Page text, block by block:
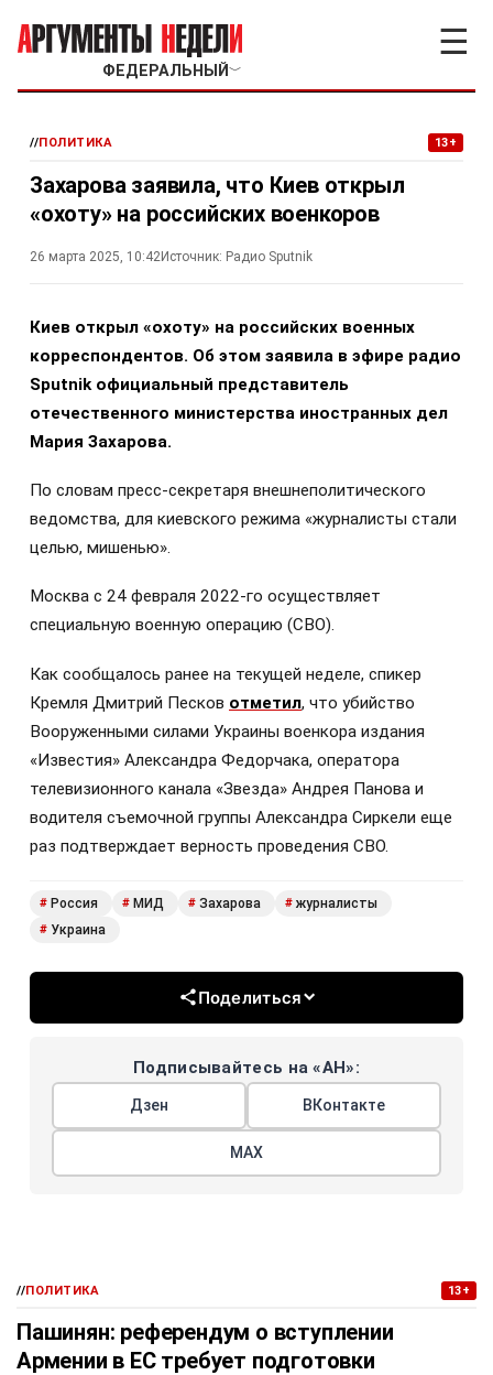
ФЕДЕРАЛЬНЫЙ ﹀
☰
//ПОЛИТИКА 13+
Захарова заявила, что Киев открыл
«охоту» на российских военкоров
26 марта 2025, 10:42Источник: Радио Sputnik
Киев открыл «охоту» на российских военных
корреспондентов. Об этом заявила в эфире радио
Sputnik официальный представитель
отечественного министерства иностранных дел
Мария Захарова.
По словам пресс-секретаря внешнеполитического
ведомства, для киевского режима «журналисты стали
целью, мишенью».
Москва с 24 февраля 2022-го осуществляет
специальную военную операцию (СВО).
Как сообщалось ранее на текущей неделе, спикер
Кремля Дмитрий Песков отметил, что убийство
Вооруженными силами Украины военкора издания
«Известия» Александра Федорчака, оператора
телевизионного канала «Звезда» Андрея Панова и
водителя съемочной группы Александра Сиркели еще
раз подтверждает верность проведения СВО.
# Россия # МИД # Захарова # журналисты
# Украина
Поделиться
Подписывайтесь на «АН»:
Дзен ВКонтакте
МАХ
//ПОЛИТИКА 13+
Пашинян: референдум о вступлении
Армении в ЕС требует подготовки